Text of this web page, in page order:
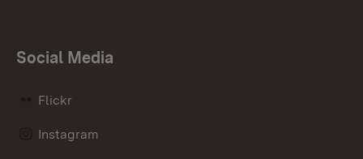
Social Media
Flickr
Instagram